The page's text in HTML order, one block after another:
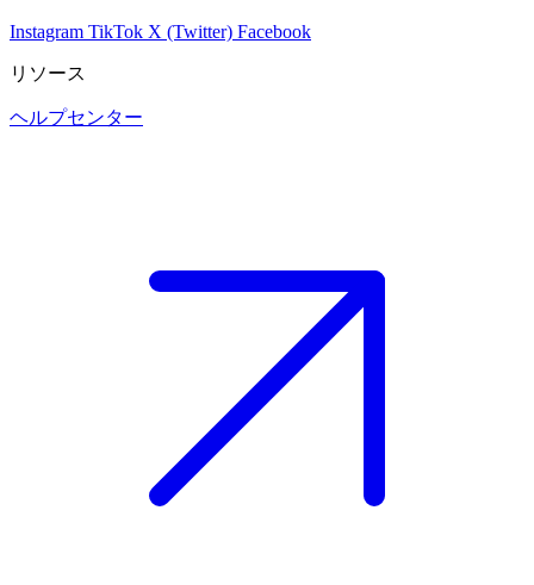
Instagram TikTok X (Twitter) Facebook
リソース
ヘルプセンター